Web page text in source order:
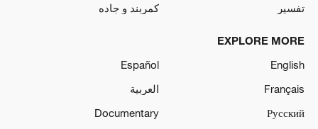
تفسیر
کمربند و جاده
EXPLORE MORE
English
Español
Français
العربية
Русский
Documentary